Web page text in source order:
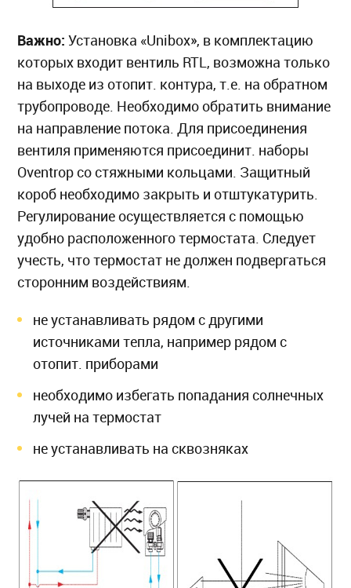
Важно: Установка «Unibox», в комплектацию
которых входит вентиль RTL, возможна только
на выходе из отопит. контура, т.е. на обратном
трубопроводе. Необходимо обратить внимание
на направление потока. Для присоединения
вентиля применяются присоединит. наборы
Oventrop со стяжными кольцами. Защитный
короб необходимо закрыть и отштукатурить.
Регулирование осуществляется с помощью
удобно расположенного термостата. Следует
учесть, что термостат не должен подвергаться
сторонним воздействиям.
не устанавливать рядом с другими
источниками тепла, например рядом с
отопит. приборами
необходимо избегать попадания солнечных
лучей на термостат
не устанавливать на сквозняках